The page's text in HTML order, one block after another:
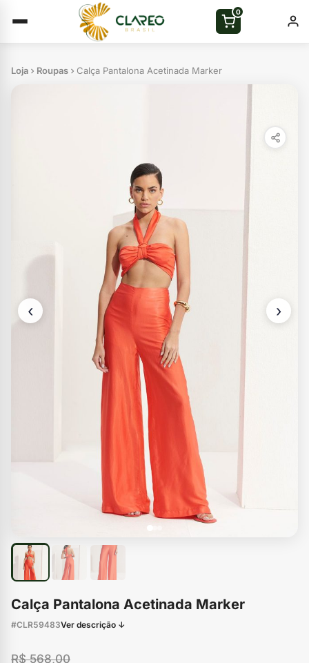
0
Loja Roupas Calça Pantalona Acetinada Marker
‹ ›
Calça Pantalona Acetinada Marker
#CLR59483Ver descrição ↓
R$ 568,00